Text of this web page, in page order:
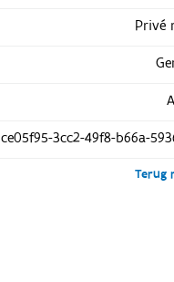
Privé
3cc2-49f8-b66a-
Terug